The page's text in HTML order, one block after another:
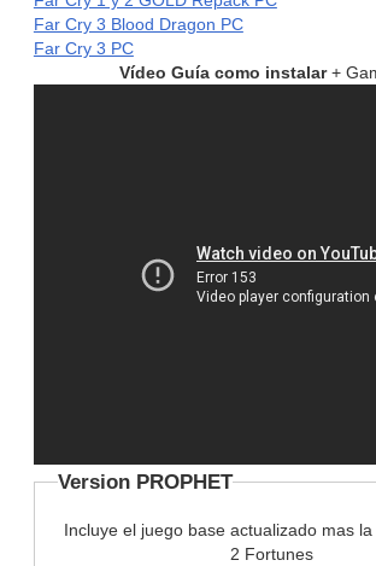
Far Cry 3 Blood Dragon PC
Far Cry 3 PC
Vídeo Guía como instalar+
Version PROPHET
Incluye el juego base actualizado mas
2 Fortunes